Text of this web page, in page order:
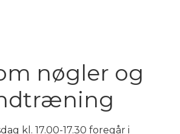
nøgler og
kl. 17.00-17.30 foregår i